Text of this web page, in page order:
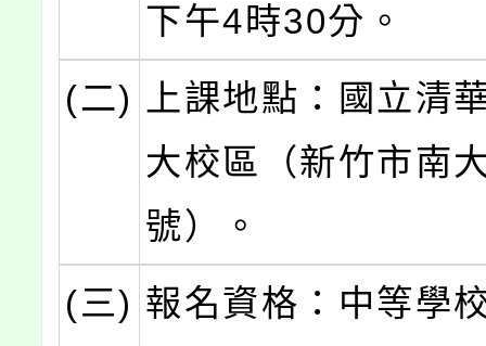
下午4時30分。
(二)
上課地點：國立清
大校區（新竹市南
號）。
(三) 報名資格：中等學